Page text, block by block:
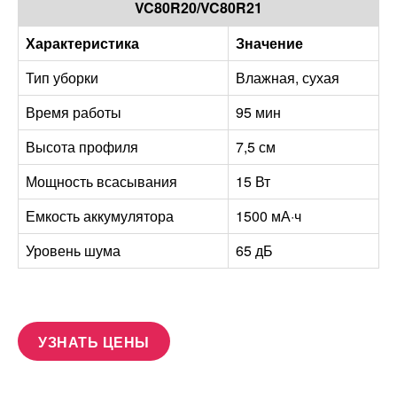
VC80R20/VC80R21
Характеристика
Значение
Тип уборки
Влажная, сухая
Время работы
95 мин
Высота профиля
7,5 см
Мощность всасывания
15 Вт
Емкость аккумулятора
1500 мА·ч
Уровень шума
65 дБ
УЗНАТЬ ЦЕНЫ